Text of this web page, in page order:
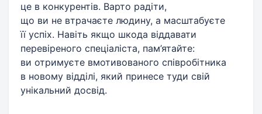
це в конкурентів. Варто радіти,
що ви не втрачаєте людину, а масштабуєте
її успіх. Навіть якщо шкода віддавати
перевіреного спеціаліста, пам’ятайте:
ви отримуєте вмотивованого співробітника
в новому відділі, який принесе туди свій
унікальний досвід.